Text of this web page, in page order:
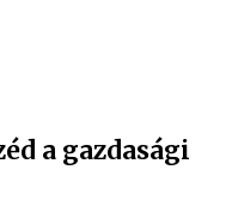
a gazdasági